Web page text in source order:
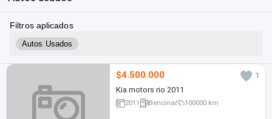
Filtros aplicados
Autos Usados
$4.500.000
1
Kia motors rio 2011
2011 Bencina 100000 km